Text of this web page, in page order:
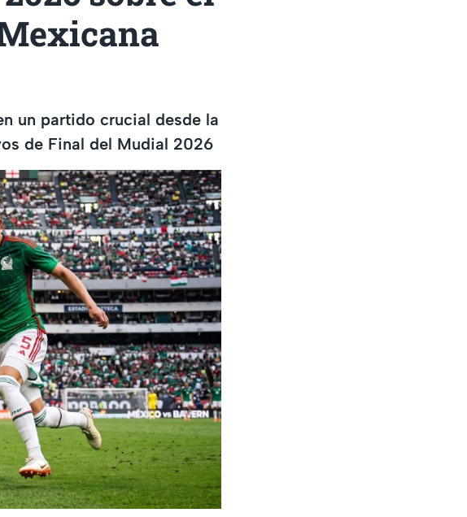
un partido crucial desde la
de Final del Mudial 2026